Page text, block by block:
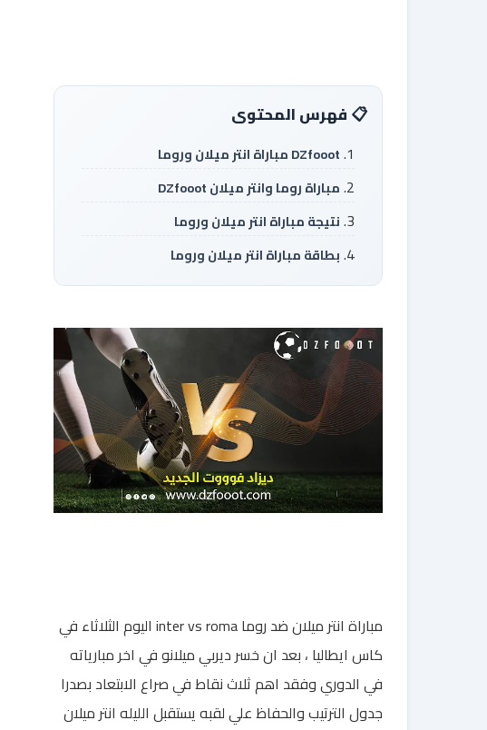
فهرس المحتوى
DZfooot مباراة انتر ميلان وروما
مباراة روما وانتر ميلان DZfooot
نتيجة مباراة انتر ميلان وروما
بطاقة مباراة انتر ميلان وروما
مباراة انتر ميلان ضد روما inter vs roma اليوم الثلاثاء في
كاس ايطاليا ، بعد ان خسر ديربي ميلانو في اخر مبارياته
في الدوري وفقد اهم ثلاث نقاط في صراع الابتعاد بصدرا
جدول الترتيب والحفاظ علي لقبه يستقبل الليله انتر ميلان